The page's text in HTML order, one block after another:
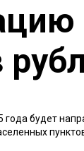
будет